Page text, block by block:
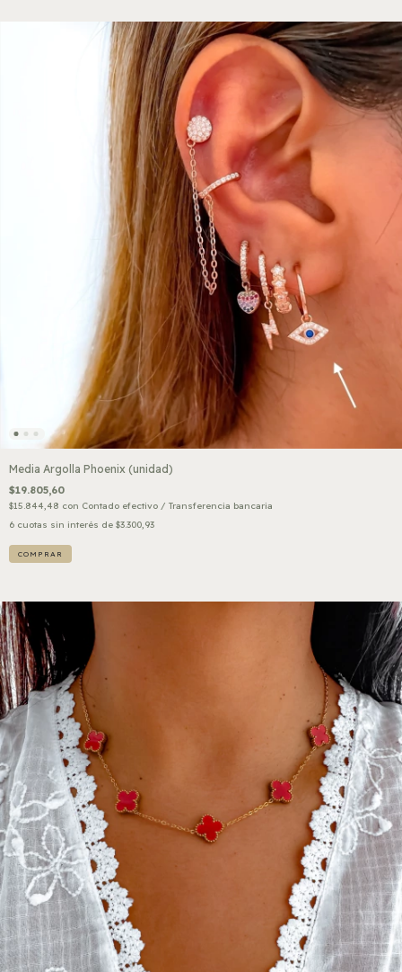
Media Argolla Phoenix (unidad)
$19.805,60
$15.844,48 con Contado efectivo / Transferencia bancaria
6 cuotas sin interés de $3.300,93